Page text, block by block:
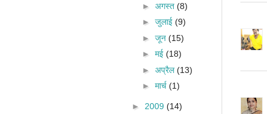
► अगस्त (8)
► जुलाई (9)
► जून (15)
► मई (18)
► अप्रैल(13)
► मार्च (1)
► 2009 (14)